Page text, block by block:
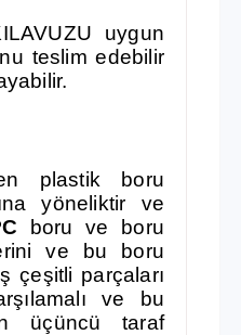
uygun
teslim edebilir
plastik boru
yöneliktir ve
boru ve boru
ve bu boru
çeşitli parçaları
ve bu
üçüncü taraf